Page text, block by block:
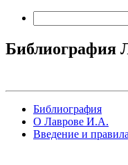
Библиография
Библиография
О Лаврове И.А.
Введение и